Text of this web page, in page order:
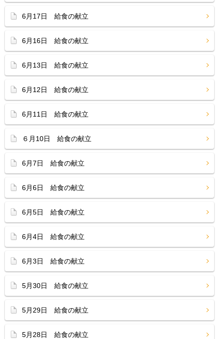
6月17日 給食の献立
6月16日 給食の献立
6月13日 給食の献立
6月12日 給食の献立
6月11日 給食の献立
６月10日 給食の献立
6月7日 給食の献立
6月6日 給食の献立
6月5日 給食の献立
6月4日 給食の献立
6月3日 給食の献立
5月30日 給食の献立
5月29日 給食の献立
5月28日 給食の献立